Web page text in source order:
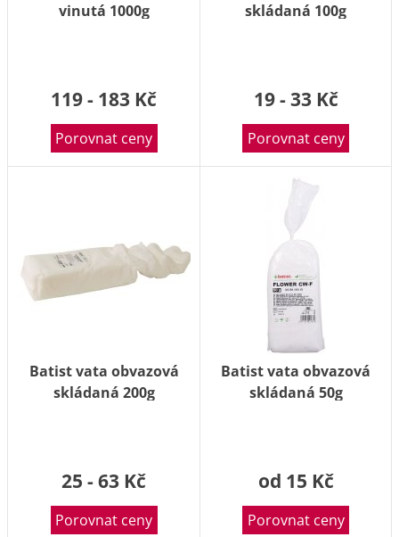
vinutá 1000g
119 - 183 Kč
Porovnat ceny
skládaná 100g
19 - 33 Kč
Porovnat ceny
Batist vata obvazová
skládaná 200g
25 - 63 Kč
Porovnat ceny
Batist vata obvazová
skládaná 50g
od 15 Kč
Porovnat ceny